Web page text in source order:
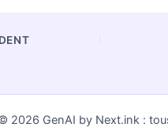
2026 GenAI by Next.ink :